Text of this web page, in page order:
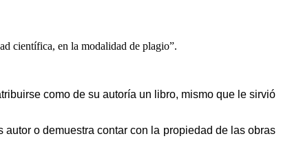
científica, en la modalidad de plagio”.
como de su autoría un libro, mismo que le sirvió
o demuestra contar con la propiedad de las obras